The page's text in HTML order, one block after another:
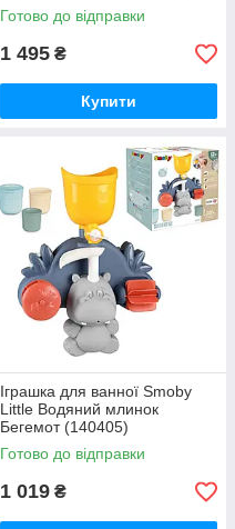
Готово до відправки
1 495 ₴
Купити
Іграшка для ванної Smoby
Little Водяний млинок
Бегемот (140405)
Готово до відправки
1 019 ₴